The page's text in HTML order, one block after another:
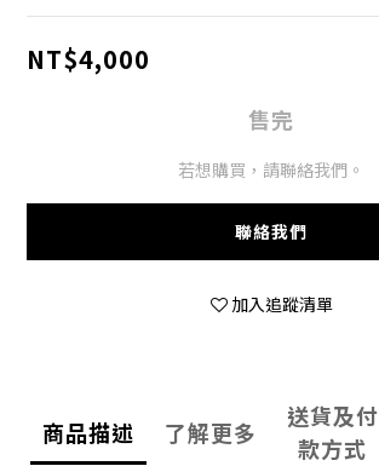
NT$4,000
售完
若想購買，請聯絡我們。
聯絡我們
加入追蹤清單
商品描述 了解更多
送貨及付
款方式